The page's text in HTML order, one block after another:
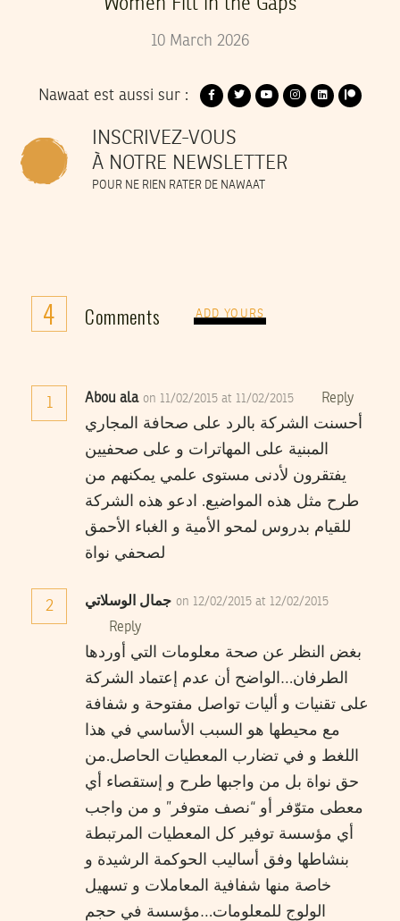
Women Fill in the Gaps
10 March 2026
Nawaat est aussi sur :
INSCRIVEZ-VOUS
À NOTRE NEWSLETTER
POUR NE RIEN RATER DE NAWAAT
4 Comments ADD YOURS
1 Abou ala on 11/02/2015 at 11/02/2015 Reply
أحسنت الشركة بالرد على صحافة المجاري
المبنية على المهاترات و على صحفيين
يفتقرون لأدنى مستوى علمي يمكنهم من
طرح مثل هذه المواضيع. ادعو هذه الشركة
للقيام بدروس لمحو الأمية و الغباء الأحمق
لصحفي نواة
2 جمال الوسلاتي on 12/02/2015 at 12/02/2015
Reply
بغض النظر عن صحة معلومات التي أوردها
الطرفان…الواضح أن عدم إعتماد الشركة
على تقنيات و أليات تواصل مفتوحة و شفافة
مع محيطها هو السبب الأساسي في هذا
اللغط و في تضارب المعطيات الحاصل.من
حق نواة بل من واجبها طرح و إستقصاء أي
معطى متوّفر أو “نصف متوفر” و من واجب
أي مؤسسة توفير كل المعطيات المرتبطة
بنشاطها وفق أساليب الحوكمة الرشيدة و
خاصة منها شفافية المعاملات و تسهيل
الولوج للمعلومات…مؤسسة في حجم